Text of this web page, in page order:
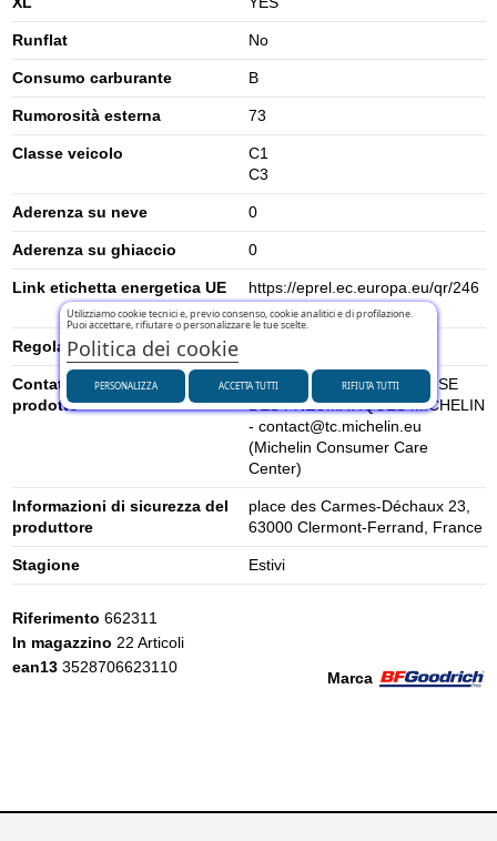
Runflat No
Consumo carburante B
Rumorosità esterna 73
Classe veicolo
C1
C3
Aderenza su neve 0
Aderenza su ghiaccio 0
Link etichetta energetica UE
https://eprel.ec.europa.eu/qr/246
2260
Regolamento UE (2020/740)
Contatti per la sicurezza del
prodotto
MANUFACTURE FRANCAISE
DES PNEUMATIQUES MICHELIN
- contact@tc.michelin.eu
(Michelin Consumer Care
Center)
Informazioni di sicurezza del
produttore
place des Carmes-Déchaux 23,
63000 Clermont-Ferrand, France
Stagione Estivi
Marca
Riferimento 662311
In magazzino 22 Articoli
ean13 3528706623110
Utilizziamo cookie tecnici e, previo consenso, cookie analitici e di profilazione.
Puoi accettare, rifiutare o personalizzare le tue scelte.
Politica dei cookie
PERSONALIZZA RIFIUTA TUTTI
ACCETTA TUTTI